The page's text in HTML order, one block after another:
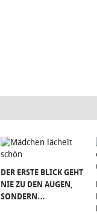
DER ERSTE BLICK GEHT
NIE ZU DEN AUGEN,
SONDERN…